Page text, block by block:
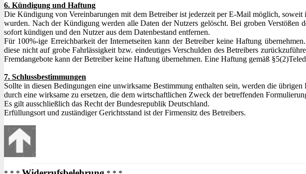
6. Kündigung und Haftung
Die Kündigung von Vereinbarungen mit dem Betreiber ist jederzeit per E-Mail möglich,
wurden. Nach der Kündigung werden alle Daten der Nutzers gelöscht. Bei groben Verstößen
sofort kündigen und den Nutzer aus dem Datenbestand entfernen.
Für 100%-ige Erreichbarkeit der Internetseiten kann der Betreiber keine Haftung
diese nicht auf grobe Fahrlässigkeit bzw. eindeutiges Verschulden des Betreibers
Fremdangebote kann der Betreiber keine Haftung übernehmen. Eine Haftung gemäß
7. Schlussbestimmungen
Sollte in diesen Bedingungen eine unwirksame Bestimmung enthalten sein, werden die
durch eine wirksame zu ersetzen, die dem wirtschaftlichen Zweck der betreffenden
Es gilt ausschließlich das Recht der Bundesrepublik Deutschland.
Erfüllungsort und zuständiger Gerichtsstand ist der Firmensitz des Betreibers.